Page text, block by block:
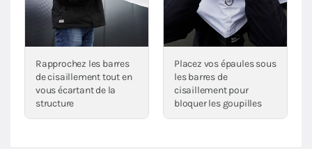
Rapprochez les barres
de cisaillement tout en
vous écartant de la
structure
Placez vos épaules sous
les barres de
cisaillement pour
bloquer les goupilles